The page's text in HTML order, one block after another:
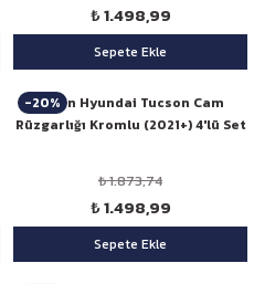
₺ 1.498,99
Sepete Ekle
-20%
Niken Hyundai Tucson Cam
Rüzgarlığı Kromlu (2021+) 4'lü Set
₺ 1.873,74
₺ 1.498,99
Sepete Ekle